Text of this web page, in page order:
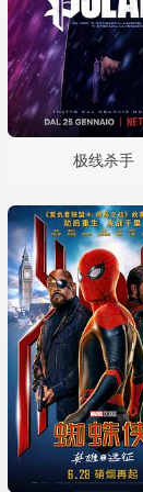
极线杀手